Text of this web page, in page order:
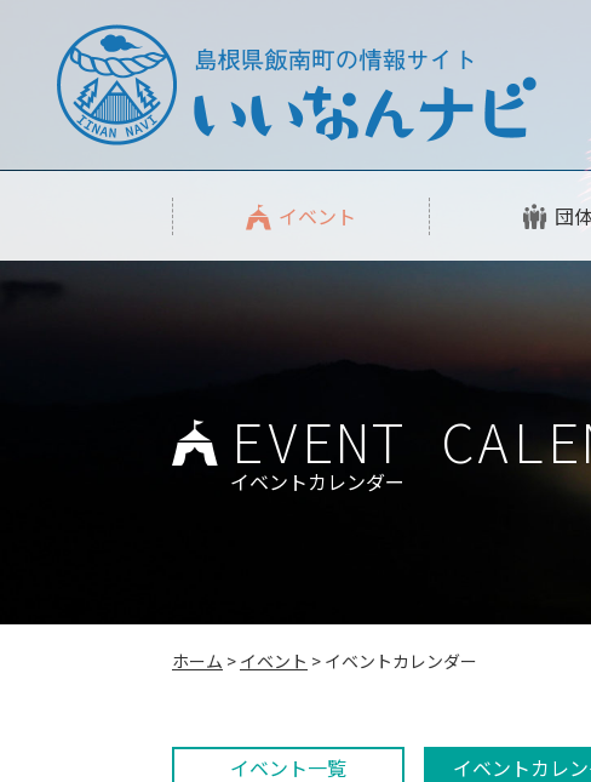
イベント 団
EVENT
イベントカレンダー
こ
ホーム > イベント > イベントカレンダー
イベント一覧 イベントカレ